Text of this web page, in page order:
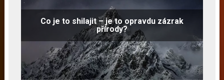
Co je to shilajit – je to opravdu zázrak
přírody?